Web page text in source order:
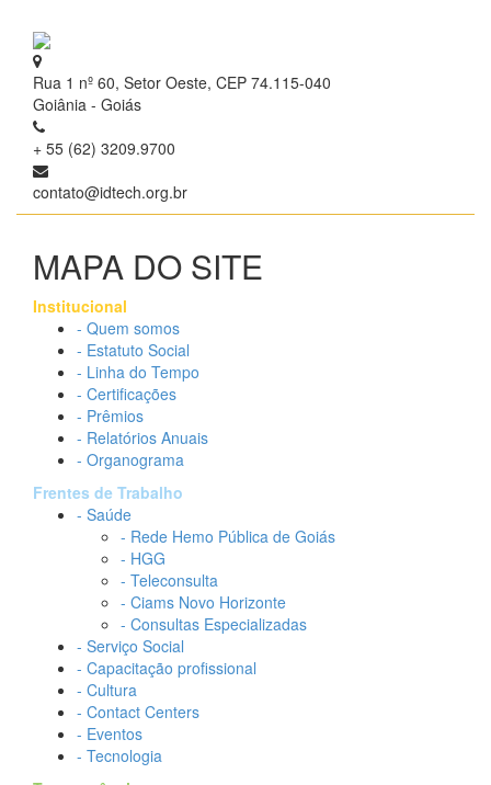
Rua 1 nº 60, Setor Oeste, CEP 74.115-040
Goiânia - Goiás
+ 55 (62) 3209.9700
contato@idtech.org.br
MAPA DO SITE
Institucional
- Quem somos
- Estatuto Social
- Linha do Tempo
- Certificações
- Prêmios
- Relatórios Anuais
- Organograma
Frentes de Trabalho
- Saúde
- Rede Hemo Pública de Goiás
- HGG
- Teleconsulta
- Ciams Novo Horizonte
- Consultas Especializadas
- Serviço Social
- Capacitação profissional
- Cultura
- Contact Centers
- Eventos
- Tecnologia